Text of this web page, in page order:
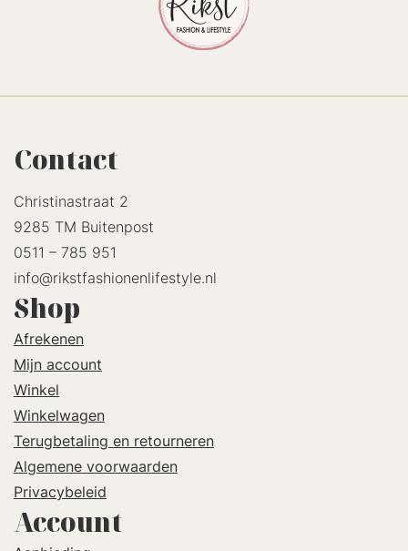
Contact
Christinastraat 2
9285 TM Buitenpost
0511 – 785 951
info@rikstfashionenlifestyle.nl
Shop
Afrekenen
Mijn account
Winkel
Winkelwagen
Terugbetaling en retourneren
Algemene voorwaarden
Privacybeleid
Account